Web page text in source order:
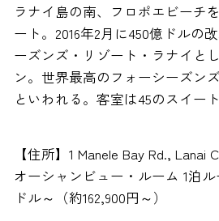
ラナイ島の南、フロポエビーチ
ート。2016年2月に450億ドルの
ーズンズ・リゾート・ラナイと
ン。世界最高のフォーシーズン
といわれる。客室は45のスイート
【住所】1 Manele Bay Rd., Lanai
オーシャンビュー・ルーム 1泊
ドル～（約162,900円～）